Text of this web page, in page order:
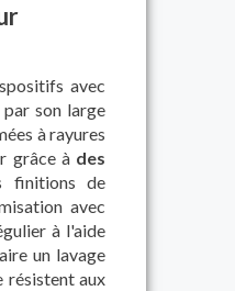
avec
son large
à rayures
grâce à des
finitions de
avec
à l'aide
un lavage
résistent aux